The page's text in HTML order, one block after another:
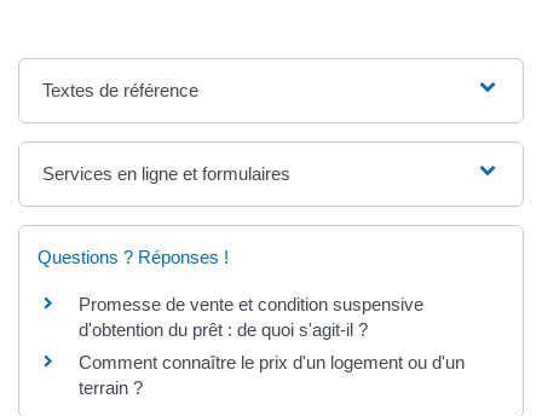
Textes de référence
Services en ligne et formulaires
Questions ? Réponses !
Promesse de vente et condition suspensive
d'obtention du prêt : de quoi s'agit-il ?
Comment connaître le prix d'un logement ou d'un
terrain ?